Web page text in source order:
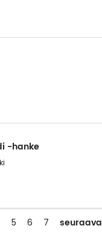
-hanke
5 6 7 seuraava